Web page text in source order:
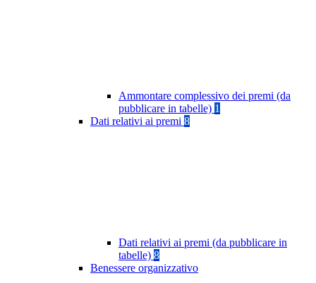
Ammontare complessivo dei premi (da
pubblicare in tabelle) 1
Dati relativi ai premi 8
Dati relativi ai premi (da pubblicare in
tabelle) 8
Benessere organizzativo